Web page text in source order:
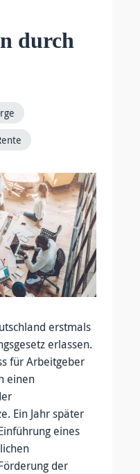
durch
erstmals
erlassen.
für Arbeitgeber
einen
Ein Jahr später
eines
der